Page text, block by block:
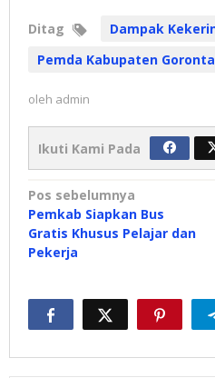
Ditag Dampak
Pemda Kabupaten
oleh admin
Ikuti Kami Pada
Navigasi
pos
Pos sebelumnya
Pemkab Siapkan Bus
Gratis Khusus Pelajar dan
Pekerja